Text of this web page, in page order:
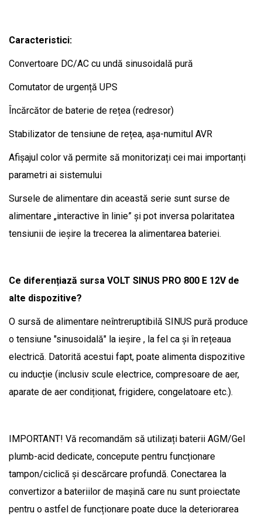
Caracteristici:
Convertoare DC/AC cu undă sinusoidală pură
Comutator de urgență UPS
Încărcător de baterie de rețea (redresor)
Stabilizator de tensiune de rețea, așa-numitul AVR
Afișajul color vă permite să monitorizați cei mai importanți
parametri ai sistemului
Sursele de alimentare din această serie sunt surse de
alimentare „interactive în linie” și pot inversa polaritatea
tensiunii de ieșire la trecerea la alimentarea bateriei.
Ce diferențiază sursa VOLT SINUS PRO 800 E 12V de
alte dispozitive?
O sursă de alimentare neîntreruptibilă SINUS pură produce
o tensiune "sinusoidală" la ieșire , la fel ca și în rețeaua
electrică. Datorită acestui fapt, poate alimenta dispozitive
cu inducție (inclusiv scule electrice, compresoare de aer,
aparate de aer condiționat, frigidere, congelatoare etc.).
IMPORTANT! Vă recomandăm să utilizați baterii AGM/Gel
plumb-acid dedicate, concepute pentru funcționare
tampon/ciclică și descărcare profundă. Conectarea la
convertizor a bateriilor de mașină care nu sunt proiectate
pentru o astfel de funcționare poate duce la deteriorarea